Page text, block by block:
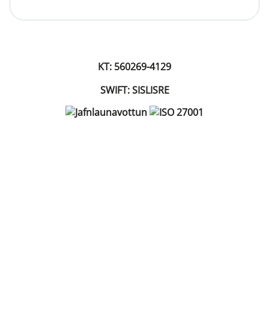
KT: 560269-4129
SWIFT: SISLISRE